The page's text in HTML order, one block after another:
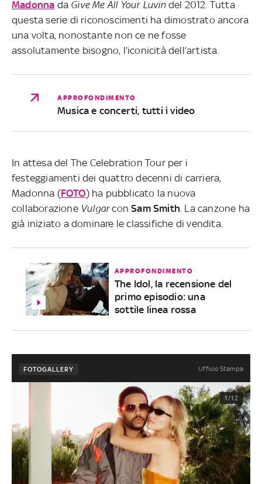
Madonna da Give Me All Your Luvindel 2012. Tutta
questa serie di riconoscimenti ha dimostrato ancora
una volta, nonostante non ce ne fosse
assolutamente bisogno, l’iconicità dell’artista.
APPROFONDIMENTO
Musica e concerti, tutti i video
In attesa del The Celebration Tour per i
festeggiamenti dei quattro decenni di carriera,
Madonna (FOTO) ha pubblicato la nuova
collaborazione VulgarconSam Smith . La canzone ha
già iniziato a dominare le classifiche di vendita.
APPROFONDIMENTO
The Idol, la recensione del
primo episodio: una
sottile linea rossa
FOTOGALLERY Ufficio Stampa
1/12